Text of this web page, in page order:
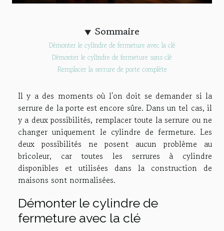
Sommaire
Démonter le cylindre de fermeture avec la clé
Démonter le cylindre de fermeture sans clé
Remplacer la serrure de porte complète
Il y a des moments où l'on doit se demander si la
serrure de la porte est encore sûre. Dans un tel cas, il
y a deux possibilités, remplacer toute la serrure ou ne
changer uniquement le cylindre de fermeture. Les
deux possibilités ne posent aucun problème au
bricoleur, car toutes les serrures à cylindre
disponibles et utilisées dans la construction de
maisons sont normalisées.
Démonter le cylindre de
fermeture avec la clé